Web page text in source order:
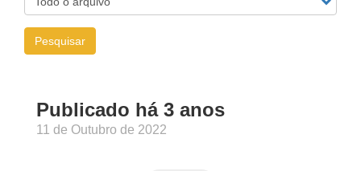
Pesquisar
Publicado há 3 anos
11 de Outubro de 2022